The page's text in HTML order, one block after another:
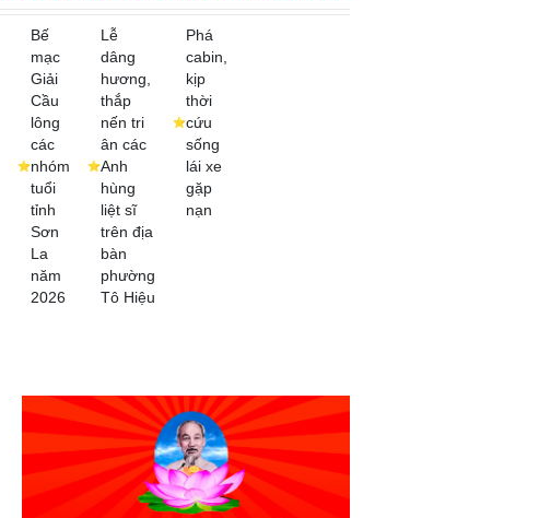
Bế
mạc
Giải
Cầu
lông
các
nhóm
tuổi
tỉnh
Sơn
La
năm
2026
Lễ
dâng
hương,
thắp
nến tri
ân các
Anh
hùng
liệt sĩ
trên địa
bàn
phường
Tô Hiệu
Phá
cabin,
kịp
thời
cứu
sống
lái xe
gặp
nạn